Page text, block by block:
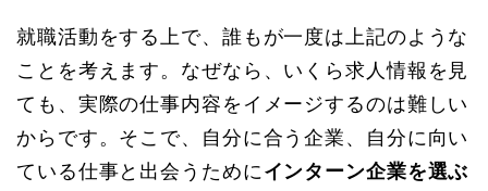
就職活動をする上で、誰もが一度は上記のような
ことを考えます。なぜなら、いくら求人情報を見
ても、実際の仕事内容をイメージするのは難しい
からです。そこで、自分に合う企業、自分に向い
ている仕事と出会うためにインターン企業を選ぶ